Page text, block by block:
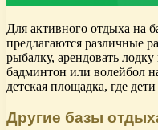
Для активного отдыха на
предлагаются различные
рыбалку, арендовать
бадминтон или волейбол
детская площадка, где
Другие базы